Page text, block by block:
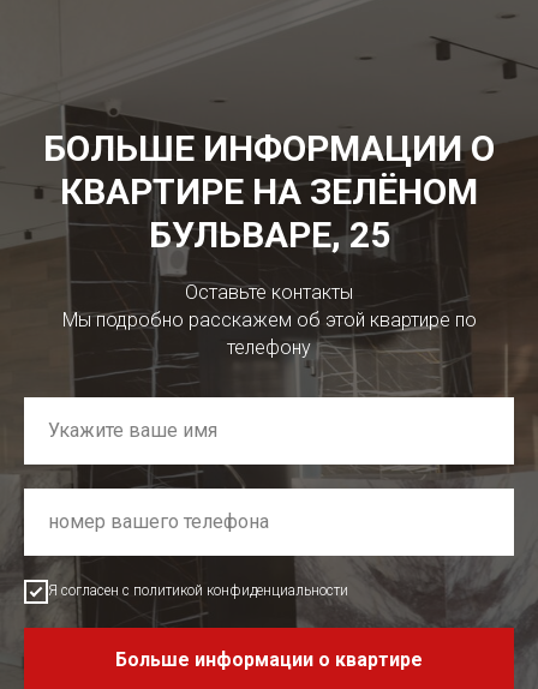
БОЛЬШЕ ИНФОРМАЦИИ О
КВАРТИРЕ НА ЗЕЛЁНОМ
БУЛЬВАРЕ, 25
Оставьте контакты
Мы подробно расскажем об этой квартире по
телефону
Я согласен с политикой конфиденциальности
Больше информации о квартире